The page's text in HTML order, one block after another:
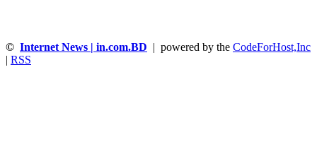
© Internet News | in.com.BD | powered by the CodeForHost,Inc
| RSS